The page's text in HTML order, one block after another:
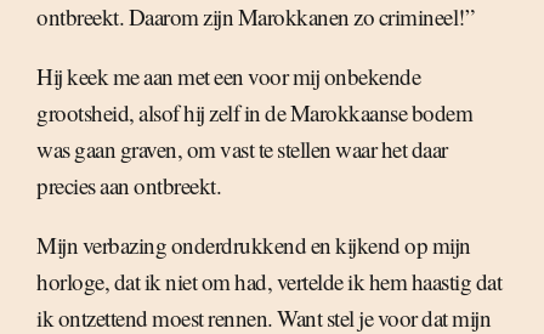
ontbreekt. Daarom zijn Marokkanen zo crimineel!”
Hij keek me aan met een voor mij onbekende
grootsheid, alsof hij zelf in de Marokkaanse bodem
was gaan graven, om vast te stellen waar het daar
precies aan ontbreekt.
Mijn verbazing onderdrukkend en kijkend op mijn
horloge, dat ik niet om had, vertelde ik hem haastig dat
ik ontzettend moest rennen. Want stel je voor dat mijn